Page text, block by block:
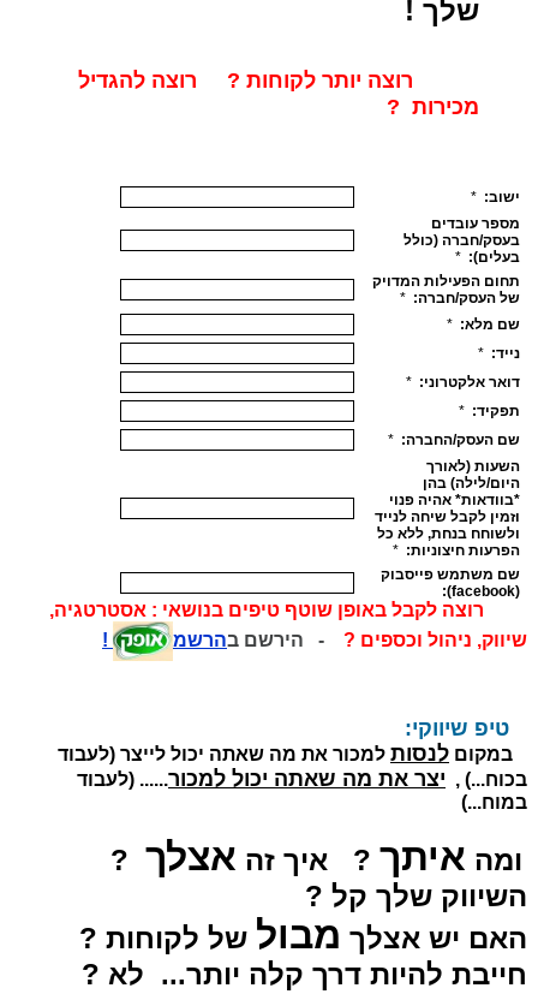
שלך !
רוצה יותר לקוחות ? רוצה להגדיל
מכירות ?
רוצה לקבל באופן שוטף טיפים בנושאי : אסטרטגיה,
שיווק, ניהול וכספים ? - הירשם בהרשמ !
טיפ שיווקי:
במקום לנסות למכור את מה שאתה יכול לייצר (לעבוד
בכוח...) , יצר את מה שאתה יכול למכור...... (לעבוד
במוח...)
ומה איתך ? איך זה אצלך ?
השיווק שלך קל ?
האם יש אצלך מבול של לקוחות ?
חייבת להיות דרך קלה יותר... לא ?